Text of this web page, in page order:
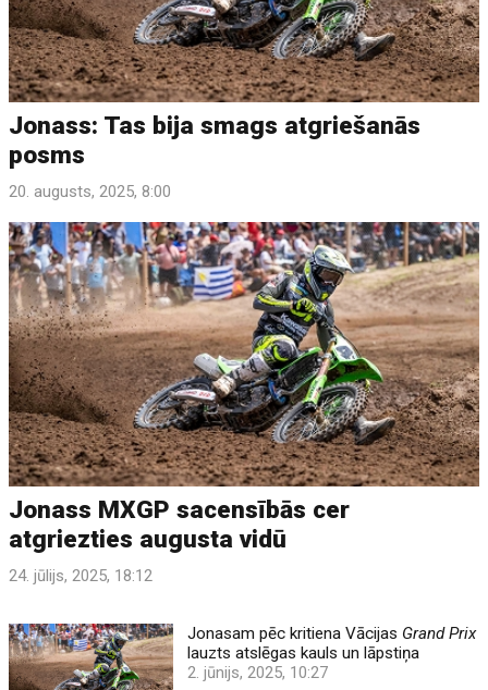
Jonass: Tas bija smags atgriešanās
posms
20. augusts, 2025, 8:00
Jonass MXGP sacensībās cer
atgriezties augusta vidū
24. jūlijs, 2025, 18:12
Jonasam pēc kritiena Vācijas Grand Prix
lauzts atslēgas kauls un lāpstiņa
2. jūnijs, 2025, 10:27